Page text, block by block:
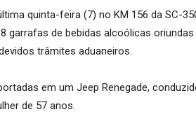
quinta-feira (7) no KM 156 da SC-
garrafas de bebidas alcoólicas
trâmites aduaneiros.
em um Jeep Renegade,
de 57 anos.